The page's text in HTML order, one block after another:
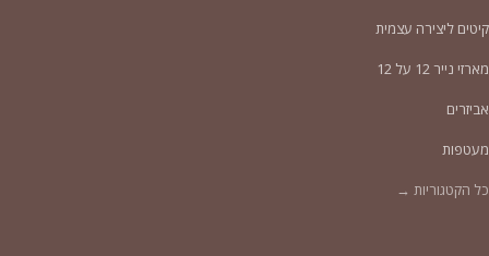
קיטים ליצירה עצמית
מארזי נייר 12 על 12
אביזרים
מעטפות
כל הקטגוריות →